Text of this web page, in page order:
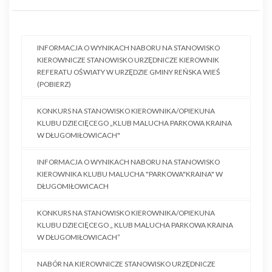
INFORMACJA O WYNIKACH NABORU NA STANOWISKO
KIEROWNICZE STANOWISKO URZĘDNICZE KIEROWNIK
REFERATU OŚWIATY W URZĘDZIE GMINY REŃSKA WIEŚ
(POBIERZ)
KONKURS NA STANOWISKO KIEROWNIKA/OPIEKUNA
KLUBU DZIECIĘCEGO „KLUB MALUCHA PARKOWA KRAINA
W DŁUGOMIŁOWICACH"
INFORMACJA O WYNIKACH NABORU NA STANOWISKO
KIEROWNIKA KLUBU MALUCHA "PARKOWA"KRAINA" W
DŁUGOMIŁOWICACH
KONKURS NA STANOWISKO KIEROWNIKA/OPIEKUNA
KLUBU DZIECIĘCEGO „ KLUB MALUCHA PARKOWA KRAINA
W DŁUGOMIŁOWICACH”
NABÓR NA KIEROWNICZE STANOWISKO URZĘDNICZE